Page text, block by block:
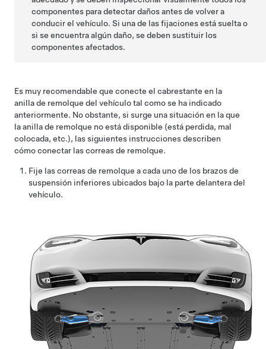
componentes para detectar daños antes de volver a
conducir el vehículo. Si una de las fijaciones está suelta o
si se encuentra algún daño, se deben sustituir los
componentes afectados.
Es muy recomendable que conecte el cabrestante en la
anilla de remolque del vehículo tal como se ha indicado
anteriormente. No obstante, si surge una situación en la que
la anilla de remolque no está disponible (está perdida, mal
colocada, etc.), las siguientes instrucciones describen
cómo conectar las correas de remolque.
Fije las correas de remolque a cada uno de los brazos de
suspensión inferiores ubicados bajo la parte delantera del
vehículo.